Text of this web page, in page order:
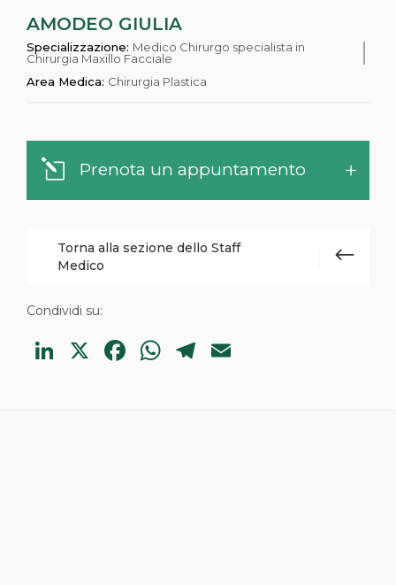
AMODEO GIULIA
Specializzazione: Medico Chirurgo specialista in
Chirurgia Maxillo Facciale
Area Medica: Chirurgia Plastica
Prenota un appuntamento
Torna alla sezione dello Staff
Medico
Condividi su:
LinkedIn
X Facebook
WhatsApp
Telegram